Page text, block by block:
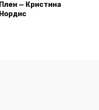
Плен — Кристина
Нордис